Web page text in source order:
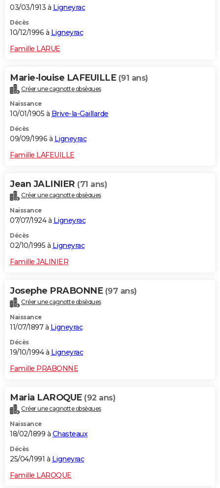
03/03/1913 à Ligneyrac
Décès
10/12/1996 à Ligneyrac
Famille LARUE
Marie-louise LAFEUILLE (91 ans)
Créer une cagnotte obsèques
Naissance
10/01/1905 à Brive-la-Gaillarde
Décès
09/09/1996 à Ligneyrac
Famille LAFEUILLE
Jean JALINIER (71 ans)
Créer une cagnotte obsèques
Naissance
07/07/1924 à Ligneyrac
Décès
02/10/1995 à Ligneyrac
Famille JALINIER
Josephe PRABONNE (97 ans)
Créer une cagnotte obsèques
Naissance
11/07/1897 à Ligneyrac
Décès
19/10/1994 à Ligneyrac
Famille PRABONNE
Maria LAROQUE (92 ans)
Créer une cagnotte obsèques
Naissance
18/02/1899 à Chasteaux
Décès
25/04/1991 à Ligneyrac
Famille LAROQUE